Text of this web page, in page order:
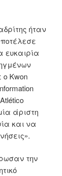
ήταν
ευκαιρία
ο Kwon
άριστη
και να
την